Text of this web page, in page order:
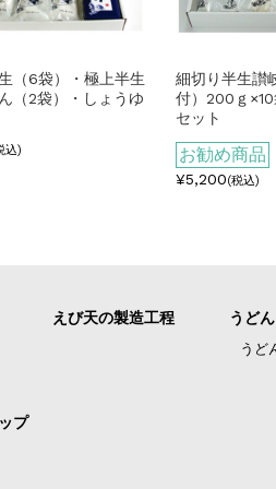
（6袋）・極上半生
（2袋）・しょうゆ
込)
細切り半生讃
付）200ｇ
セット
お勧め商品
¥5,200(税込)
えび天の製造工程 うど
うど
プ